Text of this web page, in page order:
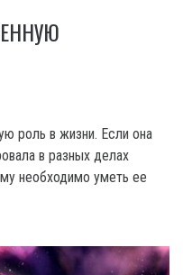
роль в жизни. Если она
в разных делах
необходимо уметь ее